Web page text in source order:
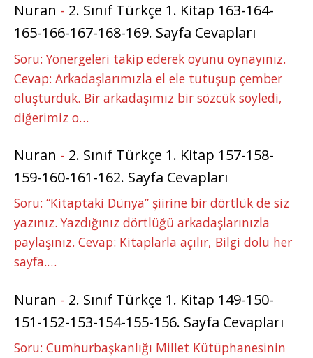
Nuran - 2. Sınıf Türkçe 1. Kitap 163-164-
165-166-167-168-169. Sayfa Cevapları
Soru: Yönergeleri takip ederek oyunu oynayınız.
Cevap: Arkadaşlarımızla el ele tutuşup çember
oluşturduk. Bir arkadaşımız bir sözcük söyledi,
diğerimiz o…
Nuran - 2. Sınıf Türkçe 1. Kitap 157-158-
159-160-161-162. Sayfa Cevapları
Soru: “Kitaptaki Dünya” şiirine bir dörtlük de siz
yazınız. Yazdığınız dörtlüğü arkadaşlarınızla
paylaşınız. Cevap: Kitaplarla açılır, Bilgi dolu her
sayfa.…
Nuran - 2. Sınıf Türkçe 1. Kitap 149-150-
151-152-153-154-155-156. Sayfa Cevapları
Soru: Cumhurbaşkanlığı Millet Kütüphanesinin